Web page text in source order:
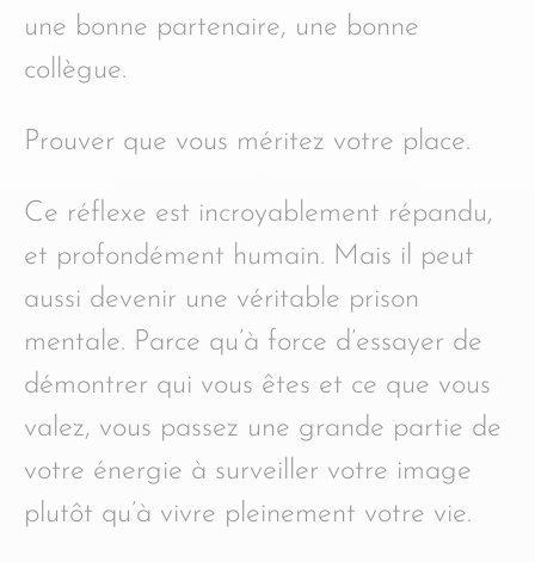
une bonne partenaire, une bonne
collègue.
Prouver que vous méritez votre place.
Ce réflexe est incroyablement répandu,
et profondément humain. Mais il peut
aussi devenir une véritable prison
mentale. Parce qu’à force d’essayer de
démontrer qui vous êtes et ce que vous
valez, vous passez une grande partie de
votre énergie à surveiller votre image
plutôt qu’à vivre pleinement votre vie.